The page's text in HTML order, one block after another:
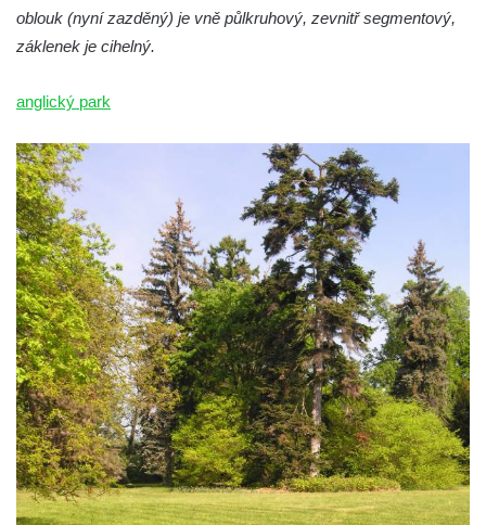
oblouk (nyní zazděný) je vně půlkruhový, zevnitř segmentový,
záklenek je cihelný.
anglický park